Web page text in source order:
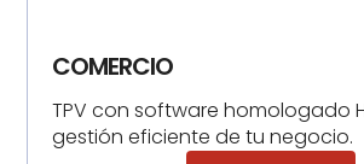
COMERCIO
TPV con software homologado
gestión eficiente de tu negocio.